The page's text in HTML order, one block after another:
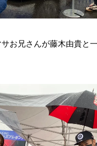
お兄さんが藤木由貴と